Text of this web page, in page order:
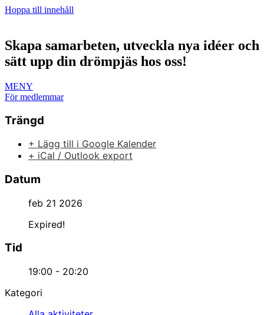
Hoppa till innehåll
Skapa samarbeten, utveckla nya idéer och
sätt upp din drömpjäs hos oss!
MENY
För medlemmar
Trängd
+ Lägg till i Google Kalender
+ iCal / Outlook export
Datum
feb 21 2026
Expired!
Tid
19:00 - 20:20
Kategori